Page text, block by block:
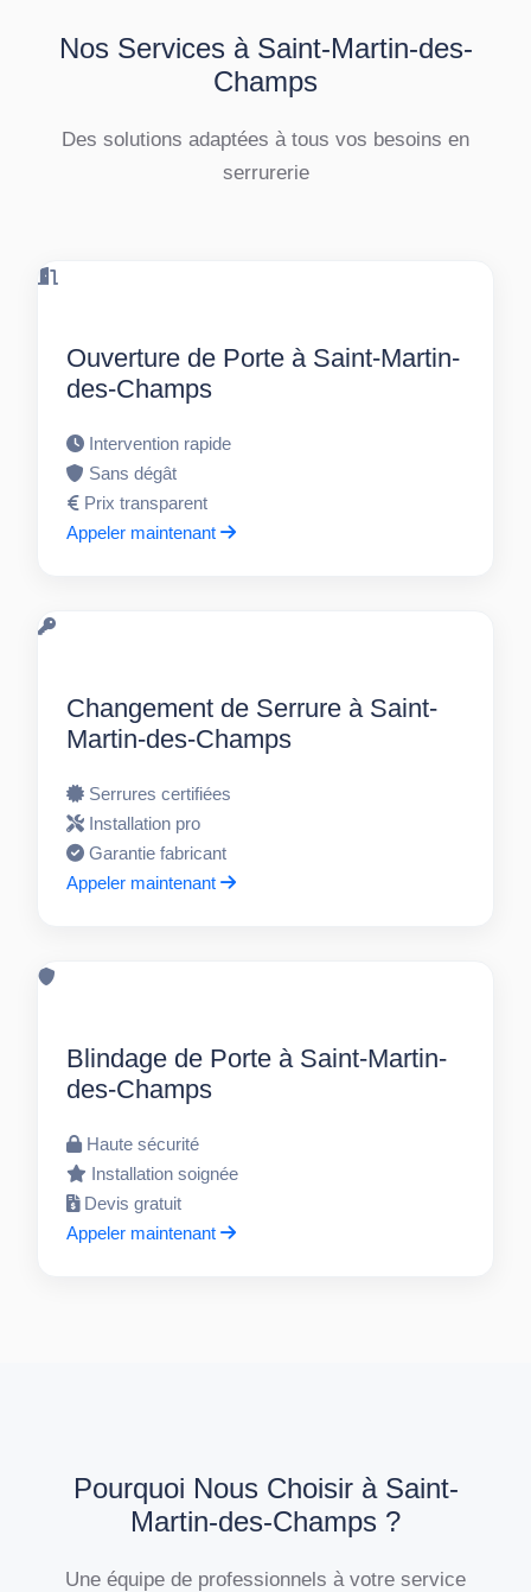
Nos Services à Saint-Martin-des-
Champs
Des solutions adaptées à tous vos besoins en
serrurerie
Ouverture de Porte à Saint-Martin-
des-Champs
Intervention rapide
Sans dégât
Prix transparent
Appeler maintenant
Changement de Serrure à Saint-
Martin-des-Champs
Serrures certifiées
Installation pro
Garantie fabricant
Appeler maintenant
Blindage de Porte à Saint-Martin-
des-Champs
Haute sécurité
Installation soignée
Devis gratuit
Appeler maintenant
Pourquoi Nous Choisir à Saint-
Martin-des-Champs ?
Une équipe de professionnels à votre service